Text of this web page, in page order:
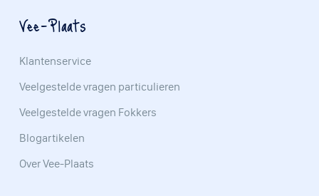
Vee-Plaats
Klantenservice
Veelgestelde vragen particulieren
Veelgestelde vragen Fokkers
Blogartikelen
Over Vee-Plaats